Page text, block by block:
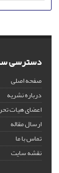
دسترسی
صفحه اصلی
درباره نشریه
اعضای هیات
ارسال مقاله
تماس با ما
نقشه سایت